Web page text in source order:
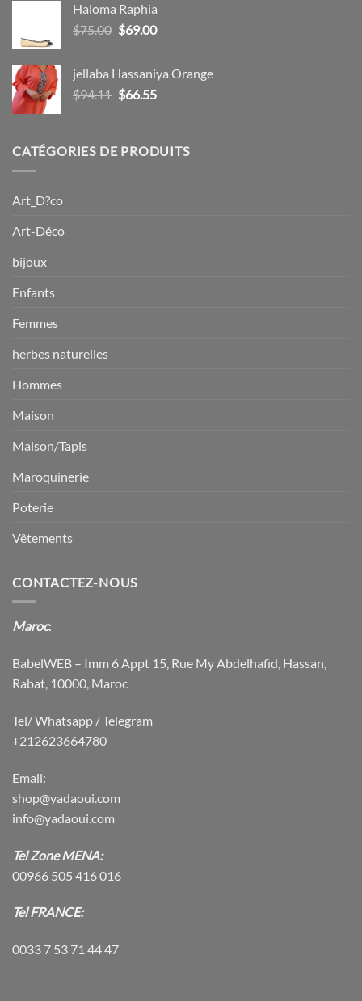
était :
$36.00.
est :
$27.00.
Haloma Raphia
$75.00 Le
était :
$75.00.
$69.00Le
est :
$69.00.
jellaba Hassaniya Orange
$94.11 Le
était :
$66.55Le
est :
CATÉGORIES DE PRODUITS
Art_D?co
Art-Déco
bijoux
Enfants
Femmes
herbes naturelles
Hommes
Maison
Maison/Tapis
Maroquinerie
Poterie
Vêtements
CONTACTEZ-NOUS
Maroc:
BabelWEB – Imm 6 Appt 15, Rue My Abdelhafid, Hassan,
Rabat, 10000, Maroc
Tel/ Whatsapp / Telegram
+212623664780
Email:
shop@yadaoui.com
info@yadaoui.com
Tel Zone MENA:
00966 505 416 016
Tel FRANCE:
0033 7 53 71 44 47